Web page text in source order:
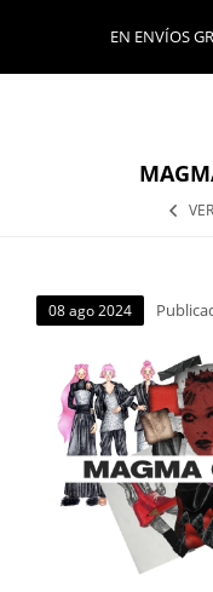
EN ENVÍOS
08ago2024